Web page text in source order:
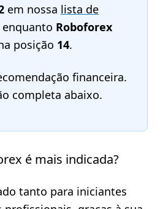
em nossa lista de
enquanto Roboforex
posição 14.
financeira.
completa abaixo.
é mais indicada?
tanto para iniciantes